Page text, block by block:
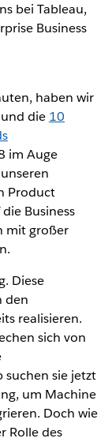
bei Tableau,
Business
haben wir
die 10
im Auge
Product
Business
mit großer
Diese
den
realisieren.
sich von
suchen sie jetzt
um Machine
Doch wie
Rolle des